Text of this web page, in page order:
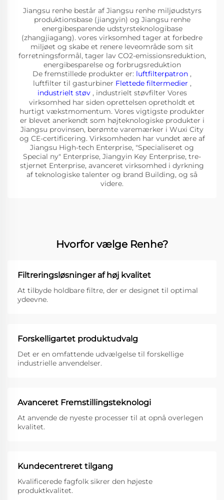
Jiangsu renhe består af Jiangsu renhe miljøudstyrs
produktionsbase (jiangyin) og Jiangsu renhe
energibesparende udstyrsteknologibase
(zhangjiagang). vores virksomhed tager at forbedre
miljøet og skabe et renere leveområde som sit
forretningsformål, tager lav CO2-emissionsreduktion,
energibesparelse og forbrugsreduktion
De fremstillede produkter er: luftfilterpatron ,
luftfilter til gasturbiner Flettede filtermedier ,
industrielt støv , industrielt støvfilter Vores
virksomhed har siden oprettelsen opretholdt et
hurtigt vækstmomentum. Vores vigtigste produkter
er blevet anerkendt som højteknologiske produkter i
Jiangsu provinsen, berømte varemærker i Wuxi City
og CE-certificering. Virksomheden har vundet ære af
Jiangsu High-tech Enterprise, "Specialiseret og
Special ny" Enterprise, Jiangyin Key Enterprise, tre-
stjernet Enterprise, avanceret virksomhed i dyrkning
af teknologiske talenter og brand Building, og så
videre.
Hvorfor vælge Renhe?
Filtreringsløsninger af høj kvalitet
At tilbyde holdbare filtre, der er designet til optimal
ydeevne.
Forskelligartet produktudvalg
Det er en omfattende udvælgelse til forskellige
industrielle anvendelser.
Avanceret Fremstillingsteknologi
At anvende de nyeste processer til at opnå overlegen
kvalitet.
Kundecentreret tilgang
Kvalificerede fagfolk sikrer den højeste
produktkvalitet.